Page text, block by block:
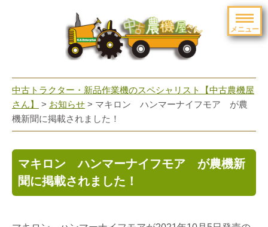
メニュー
navigation
中古トラクター・新品作業機のスペシャリスト【中古農機屋
さん】
> お知らせ > マキロン ハンマーナイフモア が農
機新聞に掲載されました！
マキロン ハンマーナイフモア が農機新
聞に掲載されました！